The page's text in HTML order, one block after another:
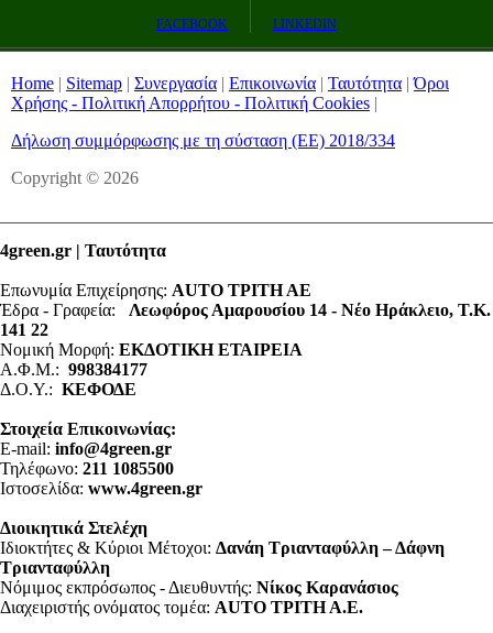
FACEBOOK LINKEDIN
Home | Sitemap | Συνεργασία | Επικοινωνία | Ταυτότητα |Όροι
Χρήσης - Πολιτική Απορρήτου - Πολιτική Cookies |
Δήλωση συμμόρφωσης με τη σύσταση (ΕΕ) 2018/334
Copyright © 2026
4green.gr | Ταυτότητα
Επωνυμία Επιχείρησης: AUTO ΤΡΙΤΗ ΑΕ
Έδρα - Γραφεία: Λεωφόρος Αμαρουσίου 14 - Νέο Ηράκλειο, Τ.Κ.
141 22
Νομική Μορφή: ΕΚΔΟΤΙΚΗ ΕΤΑΙΡΕΙΑ
Α.Φ.Μ.: 998384177
Δ.Ο.Υ.: ΚΕΦΟΔΕ
Στοιχεία Επικοινωνίας:
E-mail: info@4green.gr
Τηλέφωνο: 211 1085500
Ιστοσελίδα: www.4green.gr
Διοικητικά Στελέχη
Ιδιοκτήτες & Κύριοι Μέτοχοι: Δανάη Τριανταφύλλη – Δάφνη
Τριανταφύλλη
Νόμιμος εκπρόσωπος - Διευθυντής: Νίκος Καρανάσιος
Διαχειριστής ονόματος τομέα: ΑUTO ΤΡΙΤΗ Α.Ε.